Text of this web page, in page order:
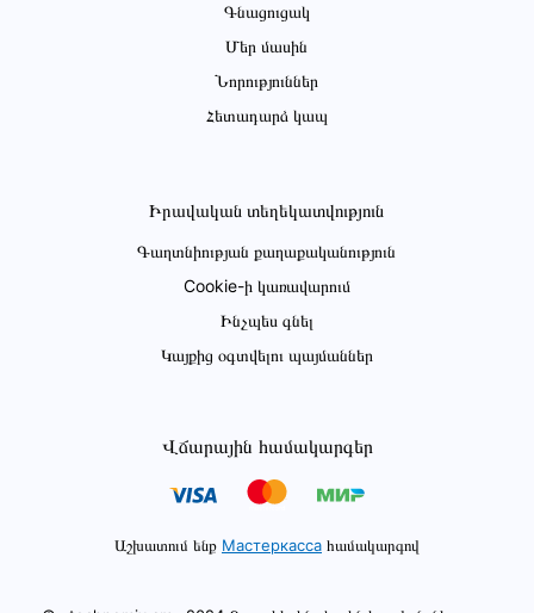
Գնացուցակ
Մեր մասին
Նորություններ
Հետադարձ կապ
Իրավական տեղեկատվություն
Գաղտնիության քաղաքականություն
Cookie-ի կառավարում
Ինչպես գնել
Կայքից օգտվելու պայմաններ
Վճարային համակարգեր
Աշխատում ենք Мастеркасса համակարգով